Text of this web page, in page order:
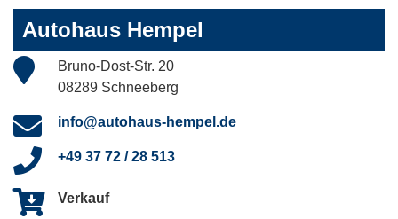
Autohaus Hempel
Bruno-Dost-Str. 20
08289 Schneeberg
info@autohaus-hempel.de
+49 37 72 / 28 513
Verkauf